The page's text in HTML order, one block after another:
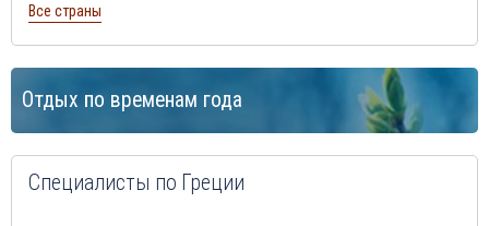
Все страны
Отдых по временам года
Специалисты по Греции